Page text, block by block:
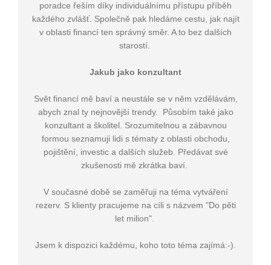
poradce řeším díky individuálnímu přístupu příběh
každého zvlášť. Společně pak hledáme cestu, jak najít
v oblasti financí ten správný směr. A to bez dalších
starostí.
Jakub jako konzultant
Svět financí mě baví a neustále se v něm vzdělávám,
abych znal ty nejnovější trendy. Působím také jako
konzultant a školitel. Srozumitelnou a zábavnou
formou seznamuji lidi s tématy z oblasti obchodu,
pojištění, investic a dalších služeb. Předávat své
zkušenosti mě zkrátka baví.
V současné době se zaměřuji na téma vytváření
rezerv. S klienty pracujeme na cíli s názvem "Do pěti
let milion".
Jsem k dispozici každému, koho toto téma zajímá:-).